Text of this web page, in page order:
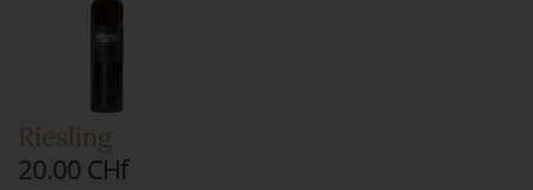
Riesling
20.00 CHf